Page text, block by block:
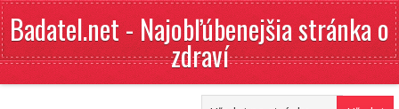
Badatel.net - Najobľúbenejšia stránka o
zdraví